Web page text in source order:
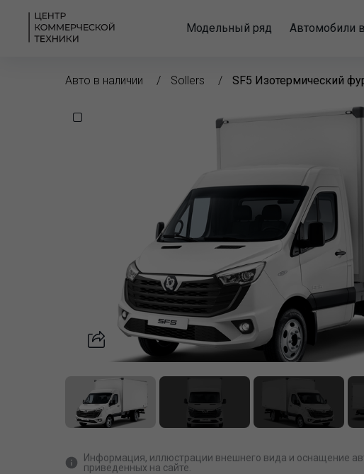
Модельный ряд Автомобили
Авто в наличии Sollers SF5 Изотермический
Информация, иллюстрации внешнего вида и оснащение
приведенных на сайте.